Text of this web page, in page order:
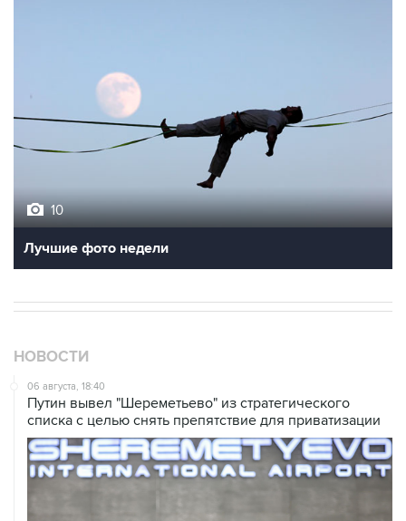
10
Лучшие фото недели
НОВОСТИ
06 августа, 18:40
Путин вывел "Шереметьево" из стратегического
списка с целью снять препятствие для приватизации